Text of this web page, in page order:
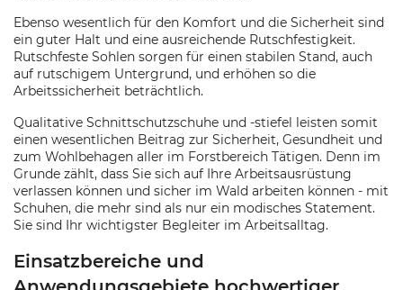
Ebenso wesentlich für den Komfort und die Sicherheit sind
ein guter Halt und eine ausreichende Rutschfestigkeit.
Rutschfeste Sohlen sorgen für einen stabilen Stand, auch
auf rutschigem Untergrund, und erhöhen so die
Arbeitssicherheit beträchtlich.
Qualitative Schnittschutzschuhe und -stiefel leisten somit
einen wesentlichen Beitrag zur Sicherheit, Gesundheit und
zum Wohlbehagen aller im Forstbereich Tätigen. Denn im
Grunde zählt, dass Sie sich auf Ihre Arbeitsausrüstung
verlassen können und sicher im Wald arbeiten können - mit
Schuhen, die mehr sind als nur ein modisches Statement.
Sie sind Ihr wichtigster Begleiter im Arbeitsalltag.
Einsatzbereiche und